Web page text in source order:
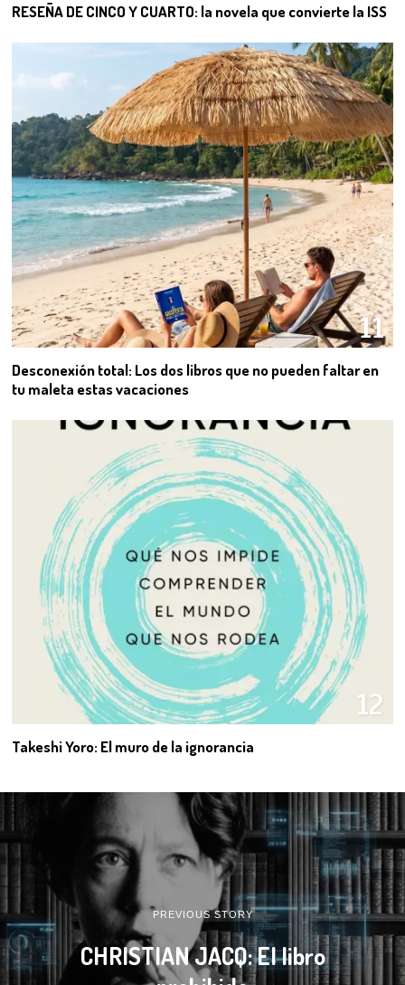
RESEÑA DE CINCO Y CUARTO: la novela que convierte la ISS
11
Desconexión total: Los dos libros que no pueden faltar en
tu maleta estas vacaciones
12
Takeshi Yoro: El muro de la ignorancia
PREVIOUS STORY
CHRISTIAN JACQ: El libro